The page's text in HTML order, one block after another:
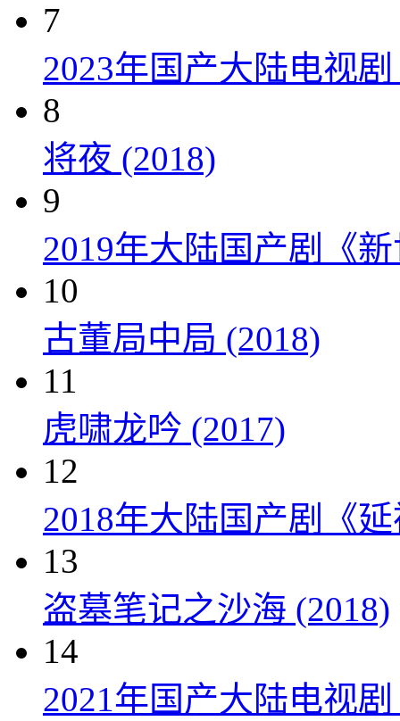
7
2023年国产大陆电视
8
将夜 (2018)
9
2019年大陆国产剧《
10
古董局中局 (2018)
11
虎啸龙吟 (2017)
12
2018年大陆国产剧《
13
盗墓笔记之沙海 (2018)
14
2021年国产大陆电视